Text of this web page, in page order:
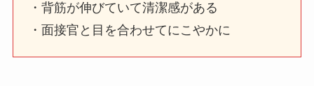
・背筋が伸びていて清潔感がある
・面接官と目を合わせてにこやかに